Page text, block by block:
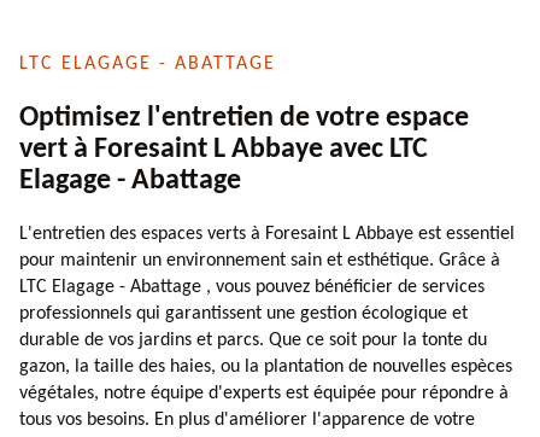
LTC ELAGAGE - ABATTAGE
Optimisez l'entretien de votre espace
vert à Foresaint L Abbaye avec LTC
Elagage - Abattage
L'entretien des espaces verts à Foresaint L Abbaye est essentiel
pour maintenir un environnement sain et esthétique. Grâce à
LTC Elagage - Abattage , vous pouvez bénéficier de services
professionnels qui garantissent une gestion écologique et
durable de vos jardins et parcs. Que ce soit pour la tonte du
gazon, la taille des haies, ou la plantation de nouvelles espèces
végétales, notre équipe d'experts est équipée pour répondre à
tous vos besoins. En plus d'améliorer l'apparence de votre